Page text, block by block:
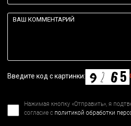
Введите код с картинки:
Нажимая кнопку «Отправить», я
согласие с политикой обработки